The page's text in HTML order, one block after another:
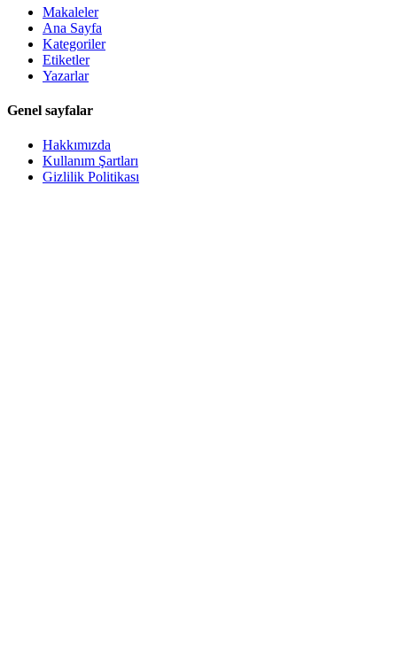
Makaleler
Ana Sayfa
Kategoriler
Etiketler
Yazarlar
Genel sayfalar
Hakkımızda
Kullanım Şartları
Gizlilik Politikası